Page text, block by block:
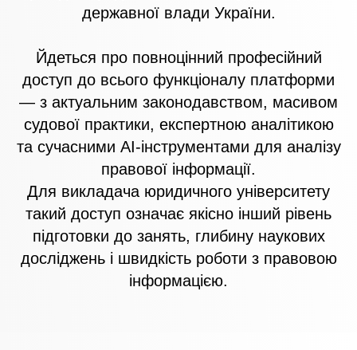
державної влади України.
Йдеться про повноцінний професійний
доступ до всього функціоналу платформи
— з актуальним законодавством, масивом
судової практики, експертною аналітикою
та сучасними AI-інструментами для аналізу
правової інформації.
Для викладача юридичного університету
такий доступ означає якісно інший рівень
підготовки до занять, глибину наукових
досліджень і швидкість роботи з правовою
інформацією.